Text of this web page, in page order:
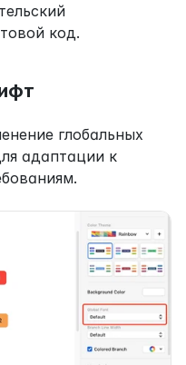
код.
глобальных
адаптации к